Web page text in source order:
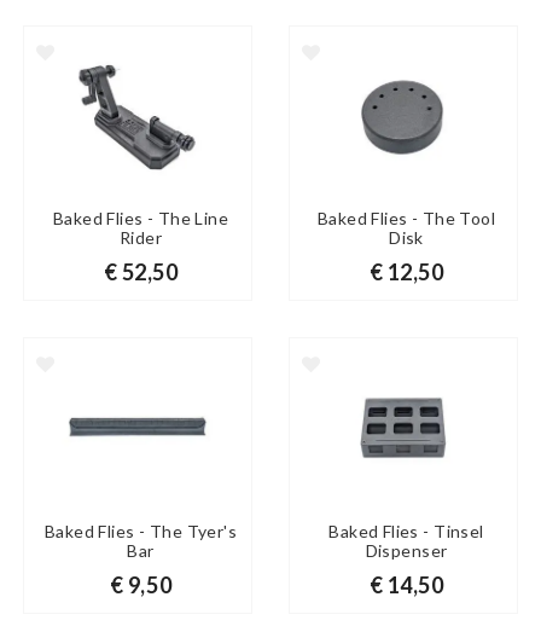
Baked Flies - The Line
Rider
€ 52,50
Baked Flies - The Tool
Disk
€ 12,50
Baked Flies - The Tyer's
Bar
€ 9,50
Baked Flies - Tinsel
Dispenser
€ 14,50